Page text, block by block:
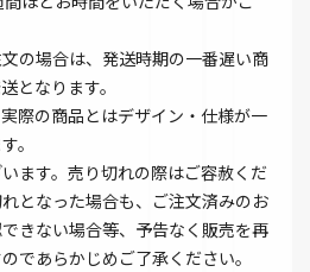
の場合は、発送時期の一番遅い商
となります。
際の商品とはデザイン・仕様が一
。
ます。売り切れの際はご容赦くだ
となった場合も、ご注文済みのお
きない場合等、予告なく販売を再
であらかじめご了承ください。